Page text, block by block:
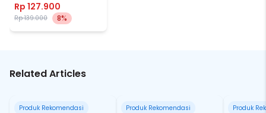
Rp 127.900
Rp 139.000 8%
Related Articles
Produk Rekomendasi Produk Rekomendasi Produk